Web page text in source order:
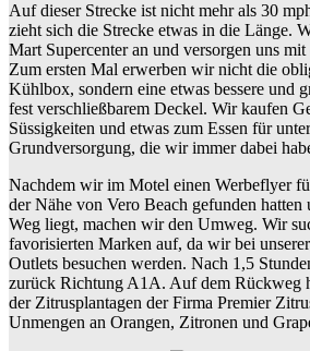
Auf dieser Strecke ist nicht mehr als 30
zieht sich die Strecke etwas in die Länge.
Mart Supercenter an und versorgen uns
Zum ersten Mal erwerben wir nicht die
Kühlbox, sondern eine etwas bessere und
fest verschließbarem Deckel. Wir kaufen
Süssigkeiten und etwas zum Essen für
Grundversorgung, die wir immer dabei
Nachdem wir im Motel einen Werbeflyer
der Nähe von Vero Beach gefunden hatten
Weg liegt, machen wir den Umweg. Wir
favorisierten Marken auf, da wir bei
Outlets besuchen werden. Nach 1,5
zurück Richtung A1A. Auf dem Rückweg
der Zitrusplantagen der Firma Premier
Unmengen an Orangen, Zitronen und